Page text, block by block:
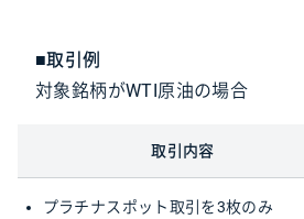
■取引例
対象銘柄がWTI原油の場合
取引内容
プラチナスポット取引を3枚のみ